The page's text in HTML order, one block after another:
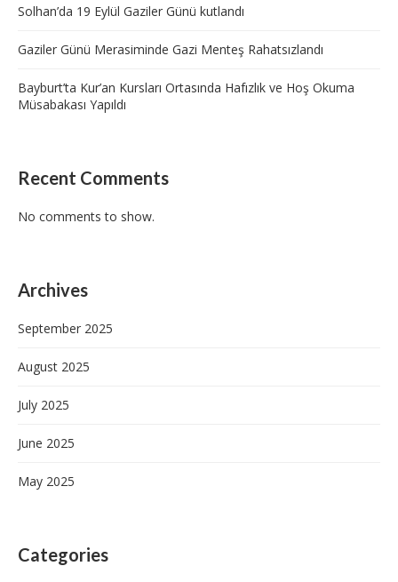
Solhan’da 19 Eylül Gaziler Günü kutlandı
Gaziler Günü Merasiminde Gazi Menteş Rahatsızlandı
Bayburt’ta Kur’an Kursları Ortasında Hafızlık ve Hoş Okuma
Müsabakası Yapıldı
Recent Comments
No comments to show.
Archives
September 2025
August 2025
July 2025
June 2025
May 2025
Categories